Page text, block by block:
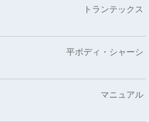
トランテックス
平ボディ・シャーシ
マニュアル